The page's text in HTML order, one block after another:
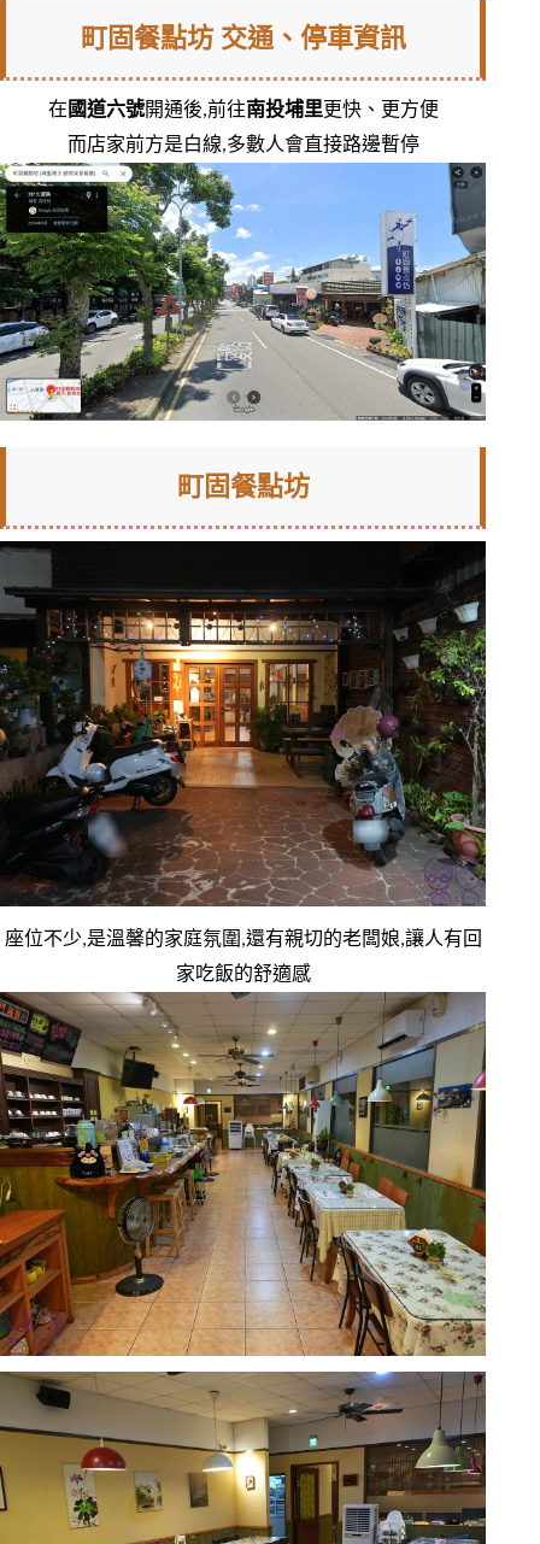
町固餐點坊 交通、停車資訊
在 國道六號開通後,前往南投埔里更快、更方便
而店家前方是白線,多數人會直接路邊暫停
町固餐點坊
座位不少,是溫馨的家庭氛圍,還有親切的老闆娘,讓人有回
家吃飯的舒適感